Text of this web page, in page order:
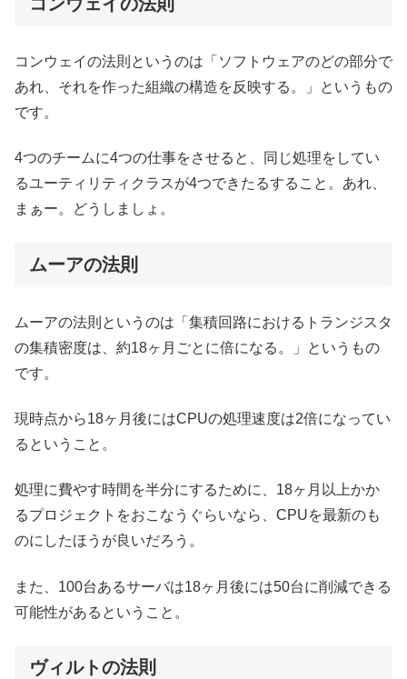
コンウェイの法則というのは「ソフトウェアのどの部分で
あれ、それを作った組織の構造を反映する。」というもの
です。
4つのチームに4つの仕事をさせると、同じ処理をしてい
るユーティリティクラスが4つできたるすること。あれ、
まぁー。どうしましょ。
ムーアの法則
ムーアの法則というのは「集積回路におけるトランジスタ
の集積密度は、約18ヶ月ごとに倍になる。」というもの
です。
現時点から18ヶ月後にはCPUの処理速度は2倍になってい
るということ。
処理に費やす時間を半分にするために、18ヶ月以上かか
るプロジェクトをおこなうぐらいなら、CPUを最新のも
のにしたほうが良いだろう。
また、100台あるサーバは18ヶ月後には50台に削減できる
可能性があるということ。
ヴィルトの法則